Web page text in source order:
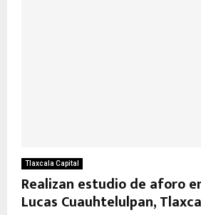
Tlaxcala Capital
Realizan estudio de aforo
Lucas Cuauhtelulpan,